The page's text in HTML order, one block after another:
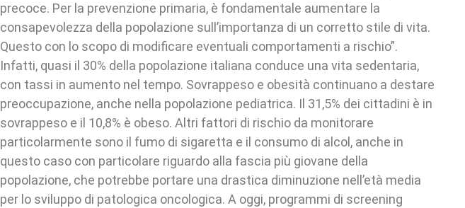
precoce. Per la prevenzione primaria, è fondamentale aumentare la
consapevolezza della popolazione sull’importanza di un corretto stile di vita.
Questo con lo scopo di modificare eventuali comportamenti a rischio”.
Infatti, quasi il 30% della popolazione italiana conduce una vita sedentaria,
con tassi in aumento nel tempo. Sovrappeso e obesità continuano a destare
preoccupazione, anche nella popolazione pediatrica. Il 31,5% dei cittadini è in
sovrappeso e il 10,8% è obeso. Altri fattori di rischio da monitorare
particolarmente sono il fumo di sigaretta e il consumo di alcol, anche in
questo caso con particolare riguardo alla fascia più giovane della
popolazione, che potrebbe portare una drastica diminuzione nell’età media
per lo sviluppo di patologica oncologica. A oggi, programmi di screening